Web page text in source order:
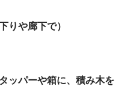
りや廊下で）
ッパーや箱に、積み木を